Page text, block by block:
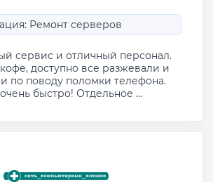
Ремонт серверов
сервис и отличный персонал.
доступно все разжевали и
по поводу поломки телефона.
быстро! Отдельное ...